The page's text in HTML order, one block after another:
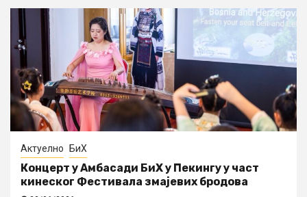
Актуелно БиХ
Концерт у Амбасади БиХ у Пекингу у част
кинеског Фестивала змајевих бродова